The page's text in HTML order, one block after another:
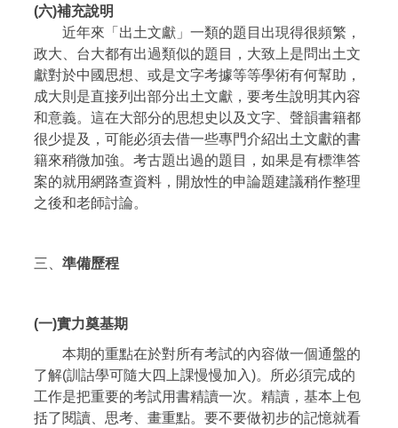
(六)補充說明
近年來「出土文獻」一類的題目出現得很頻繁，
政大、台大都有出過類似的題目，大致上是問出土文
獻對於中國思想、或是文字考據等等學術有何幫助，
成大則是直接列出部分出土文獻，要考生說明其內容
和意義。這在大部分的思想史以及文字、聲韻書籍都
很少提及，可能必須去借一些專門介紹出土文獻的書
籍來稍微加強。考古題出過的題目，如果是有標準答
案的就用網路查資料，開放性的申論題建議稍作整理
之後和老師討論。
三、 準備歷程
(一)實力奠基期
本期的重點在於對所有考試的內容做一個通盤的
了解(訓詁學可隨大四上課慢慢加入)。所必須完成的
工作是把重要的考試用書精讀一次。精讀，基本上包
括了閱讀、思考、畫重點。要不要做初步的記憶就看